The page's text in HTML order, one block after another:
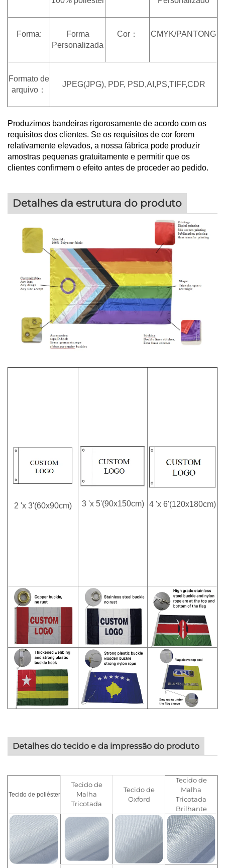
Forma:
Forma
Personalizada
Cor： CMYK/PANTONG
Formato de
arquivo：
JPEG(JPG), PDF, PSD,AI,PS,TIFF,CDR
Produzimos bandeiras rigorosamente de acordo com os
requisitos dos clientes. Se os requisitos de cor forem
relativamente elevados, a nossa fábrica pode produzir
amostras pequenas gratuitamente e permitir que os
clientes confirmem o efeito antes de proceder ao pedido.
Detalhes da estrutura do produto
2 'x 3'(60x90cm) 3 'x 5'(90x150cm) 4 'x 6'(120x180cm)
Detalhes do tecido e da impressão do produto
Tecido de poliéster
Tecido de
Malha
Tricotada
Tecido de
Oxford
Tecido de
Malha
Tricotada
Brilhante